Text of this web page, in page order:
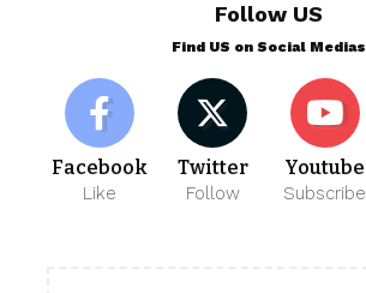
Follow US
Find US on Social Medias
Facebook
Like
Twitter
Follow
Youtube
Subscribe